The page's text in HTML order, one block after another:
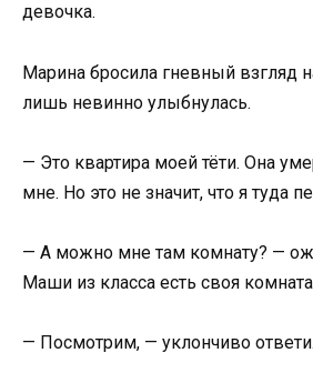
девочка.
Марина бросила гневный взгляд
лишь невинно улыбнулась.
— Это квартира моей тёти. Она
мне. Но это не значит, что я туда
— А можно мне там комнату? —
Маши из класса есть своя
— Посмотрим, — уклончиво